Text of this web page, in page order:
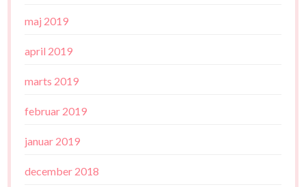
maj 2019
april 2019
marts 2019
februar 2019
januar 2019
december 2018